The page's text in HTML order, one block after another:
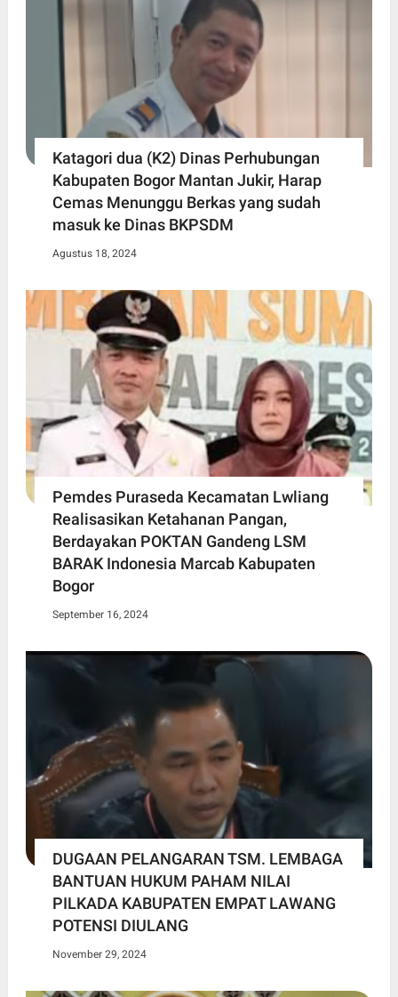
Katagori dua (K2) Dinas Perhubungan
Kabupaten Bogor Mantan Jukir, Harap
Cemas Menunggu Berkas yang sudah
masuk ke Dinas BKPSDM
Agustus 18, 2024
Pemdes Puraseda Kecamatan Lwliang
Realisasikan Ketahanan Pangan,
Berdayakan POKTAN Gandeng LSM
BARAK Indonesia Marcab Kabupaten
Bogor
September 16, 2024
DUGAAN PELANGARAN TSM. LEMBAGA
BANTUAN HUKUM PAHAM NILAI
PILKADA KABUPATEN EMPAT LAWANG
POTENSI DIULANG
November 29, 2024